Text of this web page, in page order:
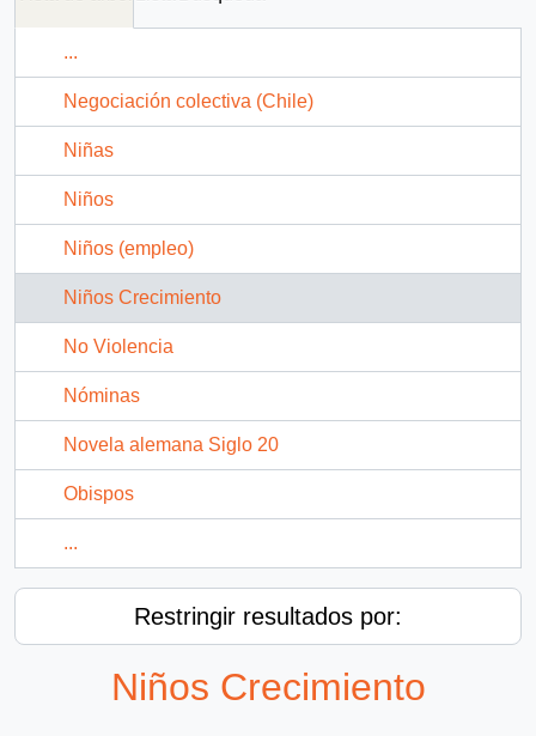
...
Negociación colectiva (Chile)
Niñas
Niños
Niños (empleo)
Niños Crecimiento
No Violencia
Nóminas
Novela alemana Siglo 20
Obispos
...
Restringir resultados por:
Niños Crecimiento